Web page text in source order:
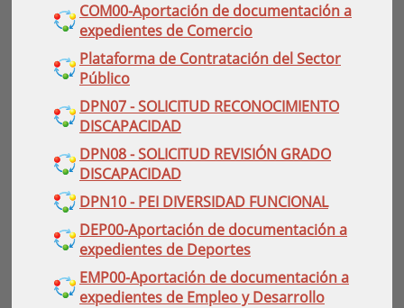
COM00-Aportación de documentación a
expedientes de Comercio
Plataforma de Contratación del Sector
Público
DPN07 - SOLICITUD RECONOCIMIENTO
DISCAPACIDAD
DPN08 - SOLICITUD REVISIÓN GRADO
DISCAPACIDAD
DPN10 - PEI DIVERSIDAD FUNCIONAL
DEP00-Aportación de documentación a
expedientes de Deportes
EMP00-Aportación de documentación a
expedientes de Empleo y Desarrollo